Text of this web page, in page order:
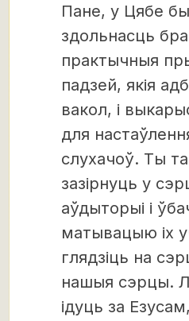
Пане, у Цябе
здольнасць
практычныя
падзей, якія
вакол, і
для
слухачоў. Ты
зазірнуць у
аўдыторыі і
матывацыю іх
глядзіць на
нашыя сэрцы.
ідуць за